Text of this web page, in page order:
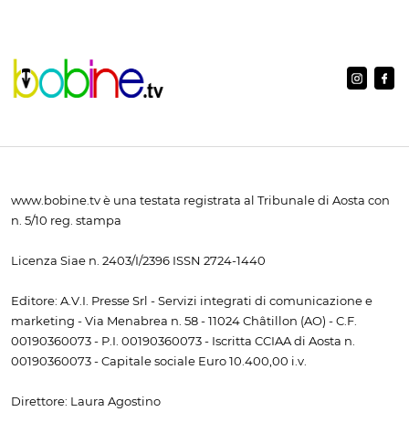
www.bobine.tv è una testata registrata al Tribunale di Aosta con
n. 5/10 reg. stampa
Licenza Siae n. 2403/I/2396 ISSN 2724-1440
Editore: A.V.I. Presse Srl - Servizi integrati di comunicazione e
marketing - Via Menabrea n. 58 - 11024 Châtillon (AO) - C.F.
00190360073 - P.I. 00190360073 - Iscritta CCIAA di Aosta n.
00190360073 - Capitale sociale Euro 10.400,00 i.v.
Direttore: Laura Agostino